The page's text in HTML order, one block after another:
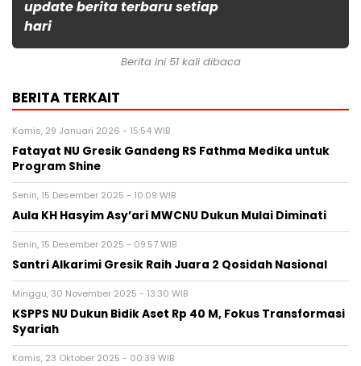
update berita terbaru setiap
hari
Berita ini 51 kali dibaca
BERITA TERKAIT
Kamis, 29 Januari 2026 - 15:54 WIB
Fatayat NU Gresik Gandeng RS Fathma Medika untuk
Program Shine
Senin, 15 Desember 2025 - 10:09 WIB
Aula KH Hasyim Asy’ari MWCNU Dukun Mulai Diminati
Senin, 15 Desember 2025 - 09:57 WIB
Santri Alkarimi Gresik Raih Juara 2 Qosidah Nasional
Minggu, 30 November 2025 - 13:30 WIB
KSPPS NU Dukun Bidik Aset Rp 40 M, Fokus Transformasi
Syariah
Kamis, 23 Oktober 2025 - 00:39 WIB